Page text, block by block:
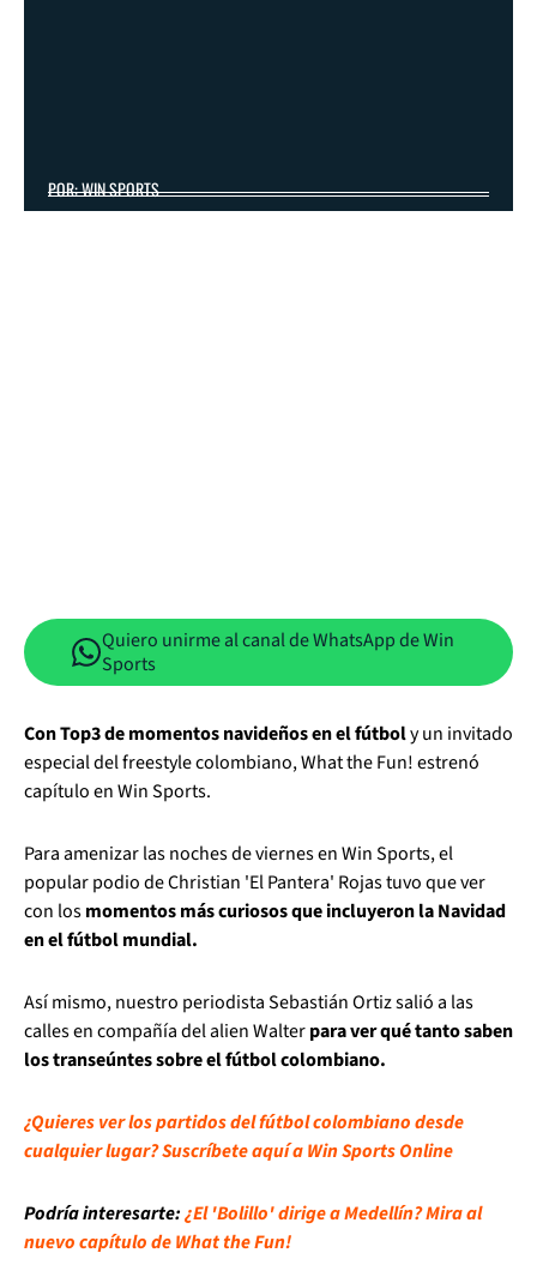
POR: WIN SPORTS
Quiero unirme al canal de WhatsApp de Win
Sports
Con Top3 de momentos navideños en el fútboly un invitado
especial del freestyle colombiano, What the Fun! estrenó
capítulo en Win Sports.
Para amenizar las noches de viernes en Win Sports, el
popular podio de Christian 'El Pantera' Rojas tuvo que ver
con losmomentos más curiosos que incluyeron la Navidad
en el fútbol mundial.
Así mismo, nuestro periodista Sebastián Ortiz salió a las
calles en compañía del alien Walterpara ver qué tanto saben
los transeúntes sobre el fútbol colombiano.
¿Quieres ver los partidos del fútbol colombiano desde
cualquier lugar? Suscríbete aquí a Win Sports Online
Podría interesarte:¿El 'Bolillo' dirige a Medellín? Mira al
nuevo capítulo de What the Fun!